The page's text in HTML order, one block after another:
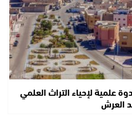
علمية لإحياء التراث العلمي